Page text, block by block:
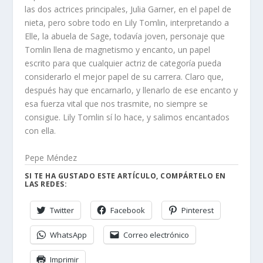
las dos actrices principales, Julia Garner, en el papel de
nieta, pero sobre todo en Lily Tomlin, interpretando a
Elle, la abuela de Sage, todavía joven, personaje que
Tomlin llena de magnetismo y encanto, un papel
escrito para que cualquier actriz de categoría pueda
considerarlo el mejor papel de su carrera. Claro que,
después hay que encarnarlo, y llenarlo de ese encanto y
esa fuerza vital que nos trasmite, no siempre se
consigue. Lily Tomlin sí lo hace, y salimos encantados
con ella.
Pepe Méndez
SI TE HA GUSTADO ESTE ARTÍCULO, COMPÁRTELO EN
LAS REDES:
Twitter Facebook Pinterest
WhatsApp Correo electrónico
Imprimir